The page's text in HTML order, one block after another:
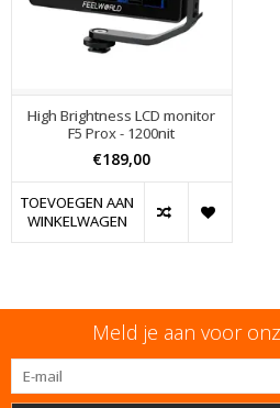
High Brightness LCD monitor
F5 Prox - 1200nit
€189,00
TOEVOEGEN AAN
WINKELWAGEN
Meld je aan voor